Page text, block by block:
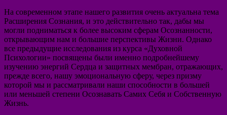
На современном этапе нашего развития очень актуальна тема
Расширения Сознания, и это действительно так, дабы мы
могли подниматься к более высоким сферам Осознанности,
открывающим нам и большие перспективы Жизни. Однако
все предыдущие исследования из курса «Духовной
Психологии» посвящены были именно подробнейшему
изучению энергий Сердца и защитных мембран, отражающих,
прежде всего, нашу эмоциональную сферу, через призму
которой мы и рассматривали наши способности в большей
или меньшей степени Осознавать Самих Себя и Собственную
Жизнь.